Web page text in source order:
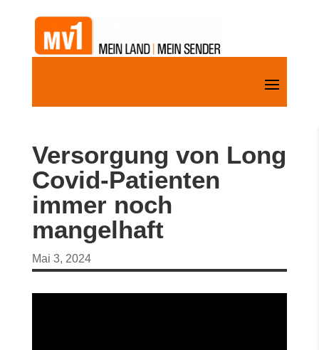
Versorgung von Long
Covid-Patienten
immer noch
mangelhaft
Mai 3, 2024